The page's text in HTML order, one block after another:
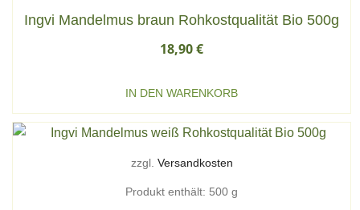
Ingvi Mandelmus braun Rohkostqualität Bio 500g
18,90€
IN DEN WARENKORB
zzgl. Versandkosten
Produkt enthält: 500 g